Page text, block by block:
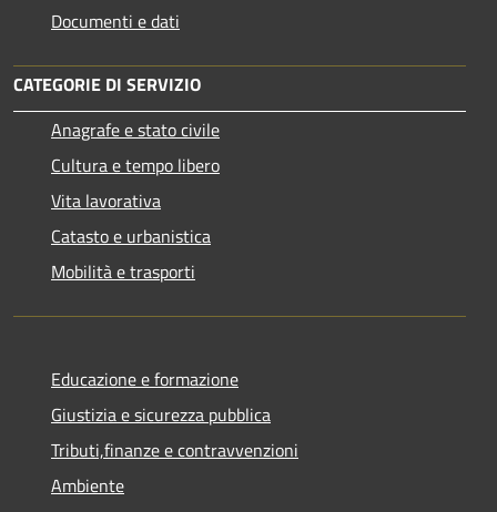
Documenti e dati
CATEGORIE DI SERVIZIO
Anagrafe e stato civile
Cultura e tempo libero
Vita lavorativa
Catasto e urbanistica
Mobilità e trasporti
Educazione e formazione
Giustizia e sicurezza pubblica
Tributi,finanze e contravvenzioni
Ambiente